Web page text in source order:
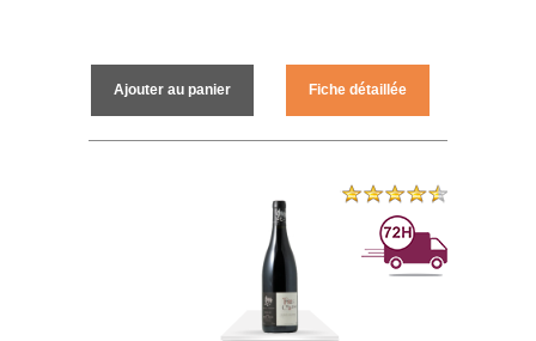
Ajouter au panier Fiche détaillée